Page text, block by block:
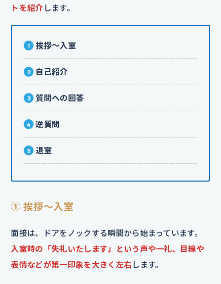
トを紹介 します。
挨拶～入室
自己紹介
質問への回答
逆質問
退室
① 挨拶～入室
面接は、ドアをノックする瞬間から始まっています。
入室時の「失礼いたします」という声や一礼、目線や
表情などが第一印象を大きく左右 します。